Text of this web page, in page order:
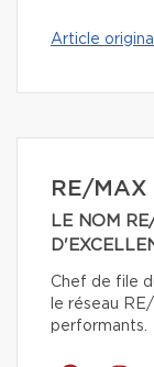
Article
RE/MAX
LE NOM
Chef de file
le réseau
performants.